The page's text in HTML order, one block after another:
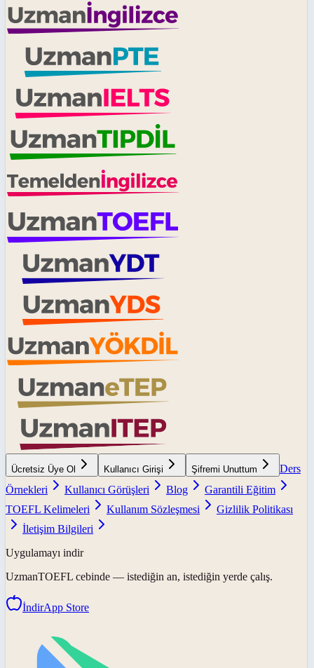
Ücretsiz Üye Ol Kullanıcı Girişi Şifremi Unuttum
Ders
Örnekleri
Kullanıcı Görüşleri Blog
Garantili Eğitim
TOEFL Kelimeleri
Kullanım Sözleşmesi
Gizlilik Politikası
İletişim Bilgileri
Uygulamayı indir
UzmanTOEFL cebinde — istediğin an, istediğin yerde çalış.
İndirApp Store